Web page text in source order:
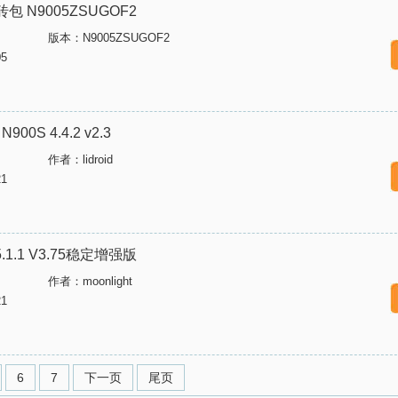
包 N9005ZSUGOF2
版本：N9005ZSUGOF2
4.4.2 v2.3
作者：lidroid
V3.75稳定增强版
作者：moonlight
6 7 下一页 尾页